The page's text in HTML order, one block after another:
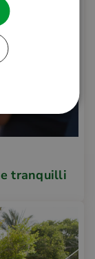
e tranquilli